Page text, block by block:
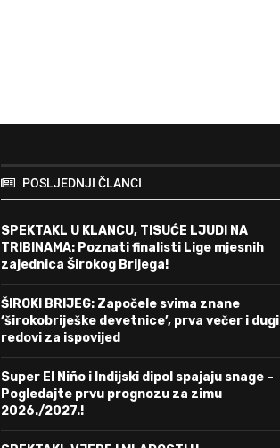
POSLJEDNJI ČLANCI
SPEKTAKL U KLANCU, TISUĆE LJUDI NA
TRIBINAMA: Poznati finalisti Lige mjesnih
zajednica Širokog Brijega!
ŠIROKI BRIJEG: Započele svima znane
‘širokobriješke devetnice’, prva večer i dugi
redovi za ispovijed
Super El Niño i Indijski dipol spajaju snage –
Pogledajte prvu prognozu za zimu
2026./2027.!